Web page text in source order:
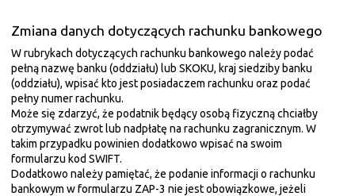
Zmiana danych dotyczących rachunku bankowego
W rubrykach dotyczących rachunku bankowego należy podać
pełną nazwę banku (oddziału) lub SKOKU, kraj siedziby banku
(oddziału), wpisać kto jest posiadaczem rachunku oraz podać
pełny numer rachunku.
Może się zdarzyć, że podatnik będący osobą fizyczną chciałby
otrzymywać zwrot lub nadpłatę na rachunku zagranicznym. W
takim przypadku powinien dodatkowo wpisać na swoim
formularzu kod SWIFT.
Dodatkowo należy pamiętać, że podanie informacji o rachunku
bankowym w formularzu ZAP-3 nie jest obowiązkowe, jeżeli